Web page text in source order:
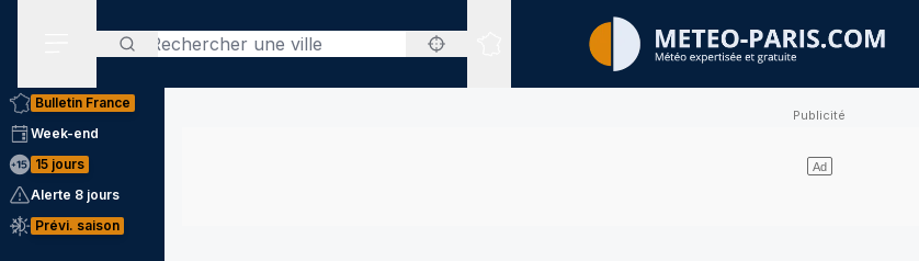
Rechercher
Sites expertisés
Bulletin France
Week-end
15 jours
Alerte 8 jours
Prévi. saison